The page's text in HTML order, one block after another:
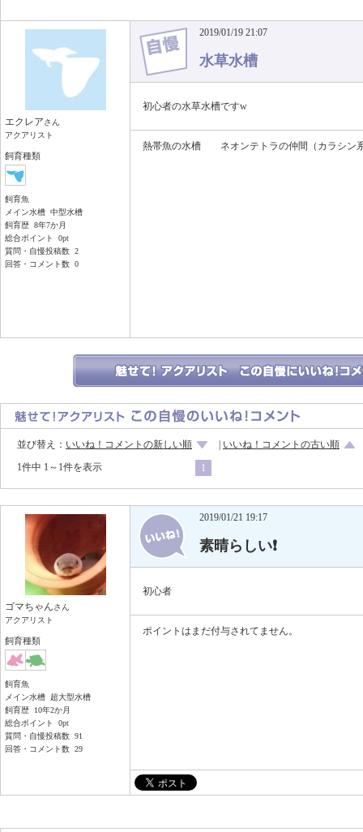
エクレアさん
アクアリスト
飼育種類
飼育魚
メイン水槽 中型水槽
飼育歴 8年7か月
総合ポイント 0pt
質問・自慢投稿数 2
回答・コメント数 0
2019/01/19 21:07
水草水槽
初心者の水草水槽ですw
熱帯魚の水槽 ネオンテトラの仲間（カラシン
並び替え： いいね！コメントの新しい順
いいね！コメントの古い順
1件中 1～1件を表示
1
ゴマちゃんさん
アクアリスト
飼育種類
飼育魚
メイン水槽 超大型水槽
飼育歴 10年2か月
総合ポイント 0pt
質問・自慢投稿数 91
回答・コメント数 29
2019/01/21 19:17
素晴らしい❗️
初心者
ポイントはまだ付与されてません。